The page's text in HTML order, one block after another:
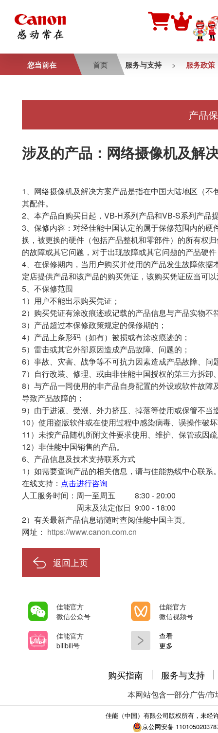
您当前在 首页 服务与支持 > 服务政策
产品
涉及的产品：网络摄像机及解
1、网络摄像机及解决方案产品是指在中国大陆地区（
其配件。
2、本产品自购买日起，VB-H系列产品和VB-S系列产品
3、保修内容：对经佳能中国认定的属于保修范围内的
换，被更换的硬件（包括产品整机和零部件）的所有权
的故障或其它问题，对于出现故障或其它问题的产品硬
4、在保修期内，当用户购买并使用的产品发生故障依
定店提供产品和该产品的购买凭证，该购买凭证应当可
5、不保修范围
1）用户不能出示购买凭证；
2）购买凭证有涂改痕迹或记载的产品信息与产品实物不
3）产品超过本保修政策规定的保修期的；
4）产品上条形码（如有）被损或有涂改痕迹的；
5）雷击或其它外部原因造成产品故障、问题的；
6）事故、灾害、战争等不可抗力因素造成产品故障、问
7）自行改装、修理、或由非佳能中国授权的第三方拆卸
8）与产品一同使用的非产品自身配置的外设或软件故
导致产品故障的；
9）由于进液、受潮、外力挤压、掉落等使用或保管不当
10）使用盗版软件或在使用过程中感染病毒、误操作破
11）未按产品随机所附文件要求使用、维护、保管或因
12）非佳能中国销售的产品。
6、产品信息及技术支持联系方式
1）如需要查询产品的相关信息，请与佳能热线中心联系
在线支持： 点击进行咨询
人工服务时间： 周一至周五
8:30 - 20:00
周末及法定假日 9:00 - 18:00
2）有关最新产品信息请随时查阅佳能中国主页。
网址： https://www.canon.com.cn
返回上页
佳能官方
微信公众号
佳能官方
微信视频号
佳能官方
bilibili号
查看
更多
购买指南 服务与支持
本网站包含一部分广告/
佳能（中国）有限公司版权所有，未经
京公网安备